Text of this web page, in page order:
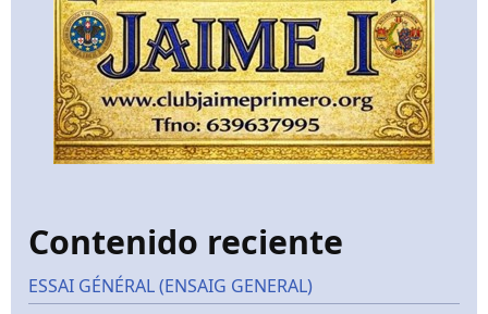
Contenido reciente
ESSAI GÉNÉRAL (ENSAIG GENERAL)